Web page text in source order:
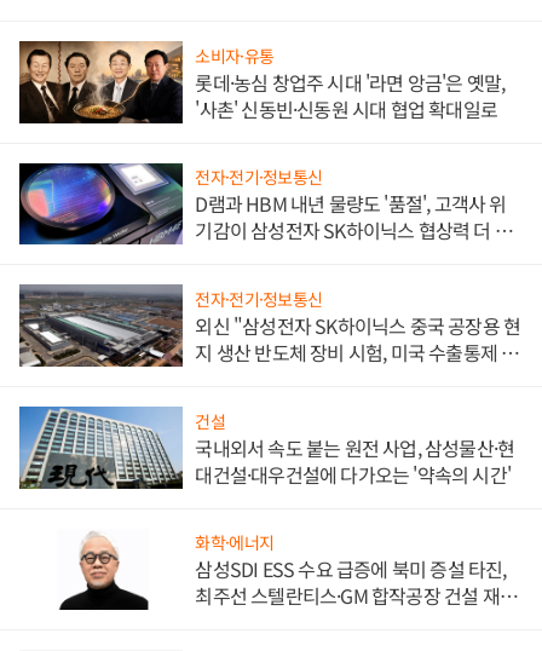
소비자·유통
롯데·농심 창업주 시대 '라면 앙금'은 옛말,
'사촌' 신동빈·신동원 시대 협업 확대일로
전자·전기·정보통신
D램과 HBM 내년 물량도 '품절', 고객사 위
기감이 삼성전자 SK하이닉스 협상력 더 키
전자·전기·정보통신
외신 "삼성전자 SK하이닉스 중국 공장용 현
지 생산 반도체 장비 시험, 미국 수출통제 대
건설
국내외서 속도 붙는 원전 사업, 삼성물산·현
대건설·대우건설에 다가오는 '약속의 시간'
화학·에너지
삼성SDI ESS 수요 급증에 북미 증설 타진,
최주선 스텔란티스·GM 합작공장 건설 재추